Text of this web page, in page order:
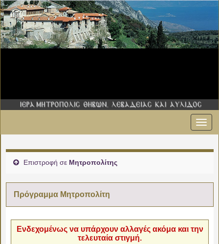
Επιστροφή σε Μητροπολίτης
Πρόγραμμα Μητροπολίτη
Ενδεχομένως να υπάρχουν αλλαγές ακόμα και την
τελευταία στιγμή.